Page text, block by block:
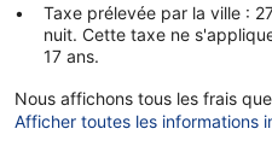
Taxe prélevée par la ville :
nuit. Cette taxe ne
17 ans.
Nous affichons tous les frais
Afficher toutes les informations